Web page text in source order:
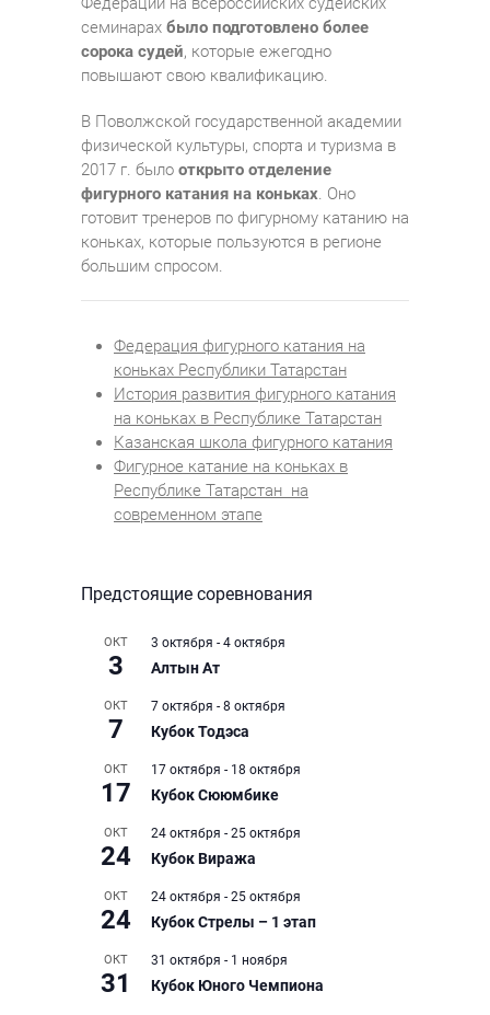
семинарах было подготовлено более
сорока судей, которые ежегодно
повышают свою квалификацию.
В Поволжской государственной академии
физической культуры, спорта и туризма в
2017 г. было открыто отделение
фигурного катания на коньках . Оно
готовит тренеров по фигурному катанию на
коньках, которые пользуются в регионе
большим спросом.
Федерация фигурного катания на
коньках Республики Татарстан
История развития фигурного катания
на коньках в Республике Татарстан
Казанская школа фигурного катания
Фигурное катание на коньках в
Республике Татарстан на
современном этапе
Предстоящие соревнования
ОКТ
3
3 октября - 4 октября
Алтын Ат
ОКТ
7
7 октября - 8 октября
Кубок Тодэса
ОКТ
17
17 октября - 18 октября
Кубок Сююмбике
ОКТ
24
24 октября - 25 октября
Кубок Виража
ОКТ
24
24 октября - 25 октября
Кубок Стрелы – 1 этап
ОКТ
31
31 октября - 1 ноября
Кубок Юного Чемпиона